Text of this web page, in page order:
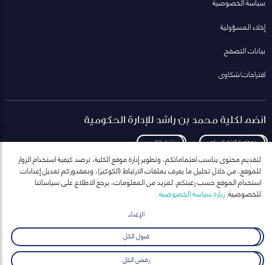
إخلاء المسؤولية
بيانات التصفح
اقتراحات/شكاوى
انضم لكلية محمد بن راشد للإدارة الحكومية
لمعاودة الاتصال بكم تنزيل الكتيب
انضم إلى قائمة مراسلاتنا
ارسال
لتقديم محتوى يناسب اهتماماتكم، وتطوير إدارة موقع الكلية، نرصد كيفية استخدام الزوار
للموقع، من خلال تحليل ما يعرف بملفات الارتباط (الكوكيز)، وبمقدوركم تعديل إعدادات
استخدام الموقع حسب رغبتكم. لمزيد من المعلومات، يرجع الاطلاع على سياساتنا
للخصوصية.زيارة سياسة الخصوصية
الإعداد
قبول الكل
رفض الكل